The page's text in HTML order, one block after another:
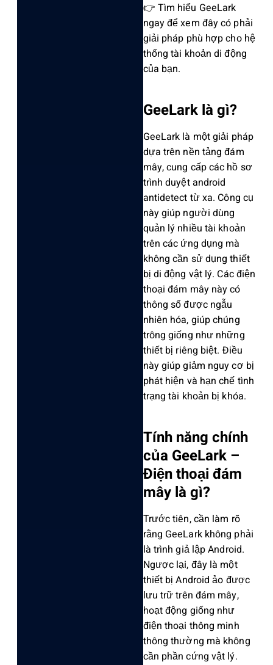
👉 Tìm hiểu GeeLark
ngay để xem đây có phải
giải pháp phù hợp cho hệ
thống tài khoản di động
của bạn.
GeeLark là gì?
GeeLark là một giải pháp
dựa trên nền tảng đám
mây, cung cấp các hồ sơ
trình duyệt android
antidetect từ xa. Công cụ
này giúp người dùng
quản lý nhiều tài khoản
trên các ứng dụng mà
không cần sử dụng thiết
bị di động vật lý. Các điện
thoại đám mây này có
thông số được ngẫu
nhiên hóa, giúp chúng
trông giống như những
thiết bị riêng biệt. Điều
này giúp giảm nguy cơ bị
phát hiện và hạn chế tình
trạng tài khoản bị khóa.
Tính năng chính
của GeeLark –
Điện thoại đám
mây là gì?
Trước tiên, cần làm rõ
rằng GeeLark không phải
là trình giả lập Android.
Ngược lại, đây là một
thiết bị Android ảo được
lưu trữ trên đám mây,
hoạt động giống như
điện thoại thông minh
thông thường mà không
cần phần cứng vật lý.